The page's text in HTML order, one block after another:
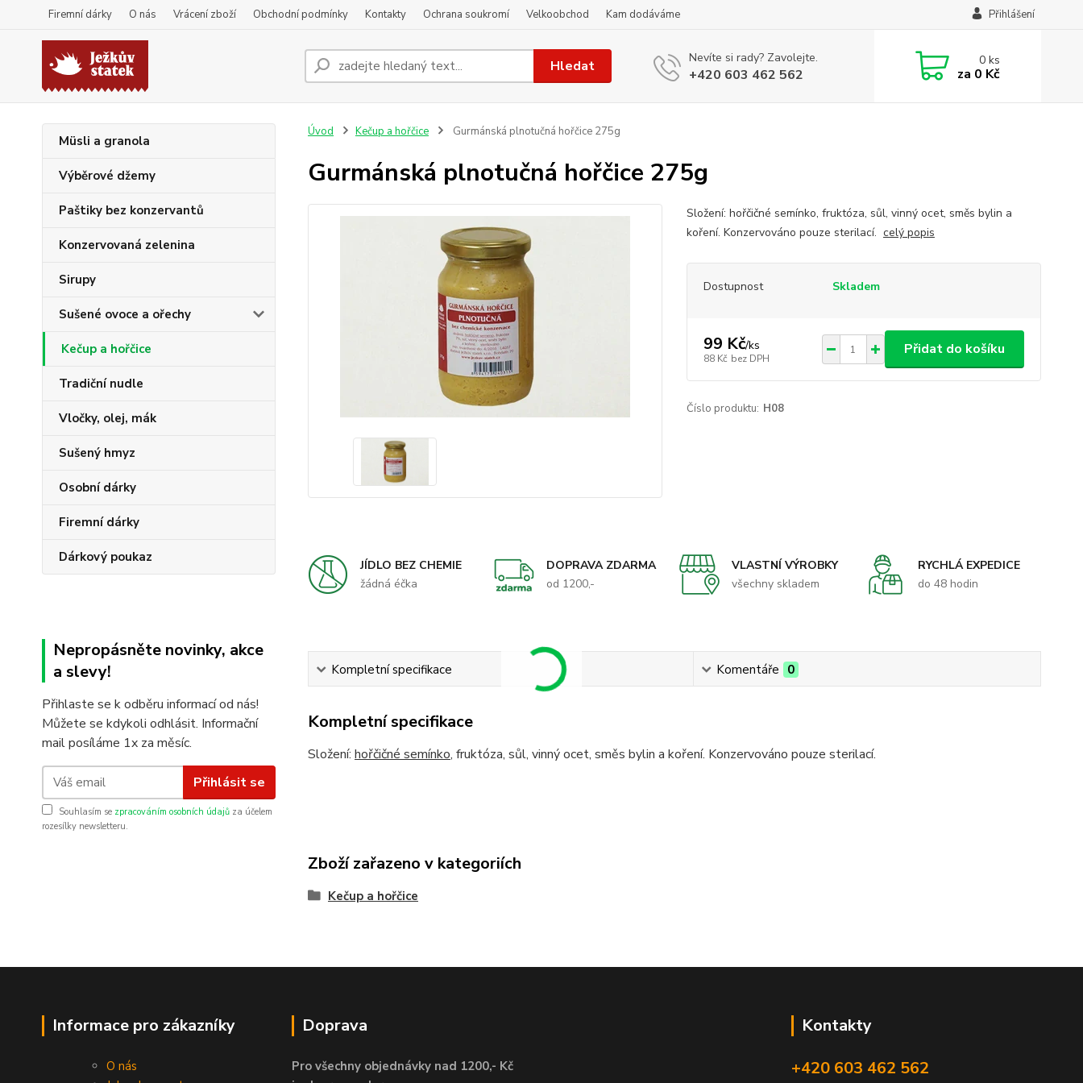
Firemní dárky O nás Vrácení zboží Obchodní podmínky Kontakty Ochrana soukromí Velkoobchod Kam dodáváme Přihlášení
Hledat Nevíte si rady? Zavolejte.
+420 603 462 562
0ks
za 0 Kč
Müsli a granola
Výběrové džemy
Paštiky bez konzervantů
Konzervovaná zelenina
Sirupy
Sušené ovoce a ořechy
Kečup a hořčice
Tradiční nudle
Vločky, olej, mák
Sušený hmyz
Osobní dárky
Firemní dárky
Dárkový poukaz
Nepropásněte novinky, akce
a slevy!
Přihlaste se k odběru informací od nás!
Můžete se kdykoli odhlásit. Informační
mail posíláme 1x za měsíc.
Přihlásit se
Souhlasím se zpracováním osobních údajů za účelem
rozesílky newsletteru.
Úvod Kečup a hořčice Gurmánská plnotučná hořčice 275g
Gurmánská plnotučná hořčice 275g
Složení: hořčičné semínko, fruktóza, sůl, vinný ocet, směs bylin a
koření. Konzervováno pouze sterilací. celý popis
Dostupnost Skladem
99 Kč/ks
88 Kč bez DPH
Přidat do košíku
Číslo produktu: H08
JÍDLO BEZ CHEMIE
žádná éčka
DOPRAVA ZDARMA
od 1200,-
VLASTNÍ VÝROBKY
všechny skladem
RYCHLÁ EXPEDICE
do 48 hodin
Kompletní specifikace Komentáře 0
Kompletní specifikace
Složení: hořčičné semínko, fruktóza, sůl, vinný ocet, směs bylin a koření. Konzervováno pouze sterilací.
Zboží zařazeno v kategoriích
Kečup a hořčice
Informace pro zákazníky
O nás
Doprava
Pro všechny objednávky nad 1200,- Kč
Kontakty
+420 603 462 562